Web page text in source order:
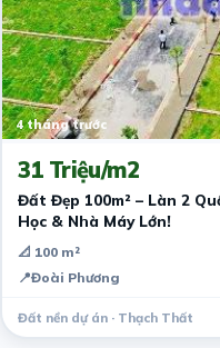
4 tháng trước
31 Triệu/m2
Đất Đẹp 100m² – Làn 2
Học & Nhà Máy Lớn!
📐 100 m²
📍Đoài Phương
Đất nền dự án · Thạch Thất